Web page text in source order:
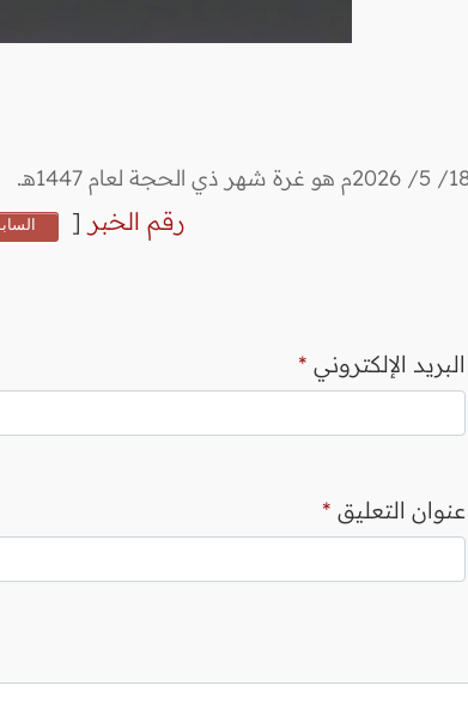
رقم الخبر [
البريد الإلكتروني *
عنوان التعليق *